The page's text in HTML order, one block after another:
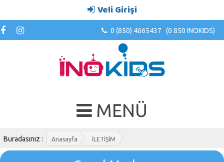
Veli Girişi
0 (850) 4665437 (0 850 INOKIDS)
MENÜ
Buradasınız : Anasayfa İLETİŞİM